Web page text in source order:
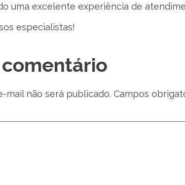
uma excelente experiência de
especialistas!
mail não será publicado. Campos